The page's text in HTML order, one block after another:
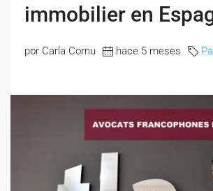
immobilier en
por Carla Cornu hace 5 meses